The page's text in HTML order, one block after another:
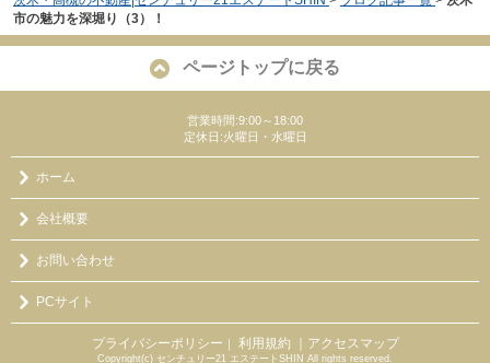
市の魅力を深堀り（3）！
ページトップに戻る
営業時間:9:00～18:00
定休日:火曜日・水曜日
ホーム
会社概要
お問い合わせ
PCサイト
プライバシーポリシー ｜ 利用規約 ｜アクセスマップ
Copyright(c) センチュリー21 エステートSHIN All rights reserved.